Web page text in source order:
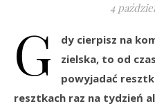
4
G
dy cierpisz na
zielska, to od
powyjadać
resztkach raz na tydzień